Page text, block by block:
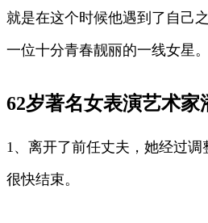
就是在这个时候他遇到了自己
一位十分青春靓丽的一线女星。
62岁著名女表演艺术家
1、离开了前任丈夫，她经过
很快结束。